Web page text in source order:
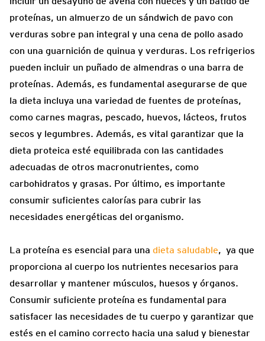
proteínas, un almuerzo de un sándwich de pavo con
verduras sobre pan integral y una cena de pollo asado
con una guarnición de quinua y verduras. Los refrigerios
pueden incluir un puñado de almendras o una barra de
proteínas. Además, es fundamental asegurarse de que
la dieta incluya una variedad de fuentes de proteínas,
como carnes magras, pescado, huevos, lácteos, frutos
secos y legumbres. Además, es vital garantizar que la
dieta proteica esté equilibrada con las cantidades
adecuadas de otros macronutrientes, como
carbohidratos y grasas. Por último, es importante
consumir suficientes calorías para cubrir las
necesidades energéticas del organismo.
La proteína es esencial para una dieta saludable, ya que
proporciona al cuerpo los nutrientes necesarios para
desarrollar y mantener músculos, huesos y órganos.
Consumir suficiente proteína es fundamental para
satisfacer las necesidades de tu cuerpo y garantizar que
estés en el camino correcto hacia una salud y bienestar